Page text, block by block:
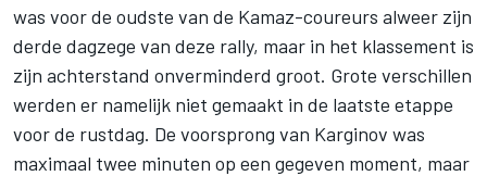
was voor de oudste van de Kamaz-coureurs alweer zijn
derde dagzege van deze rally, maar in het klassement is
zijn achterstand onverminderd groot. Grote verschillen
werden er namelijk niet gemaakt in de laatste etappe
voor de rustdag. De voorsprong van Karginov was
maximaal twee minuten op een gegeven moment, maar